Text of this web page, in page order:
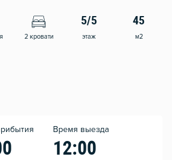
2 кровати
5/5
этаж
45
м2
Время выезда
12:00